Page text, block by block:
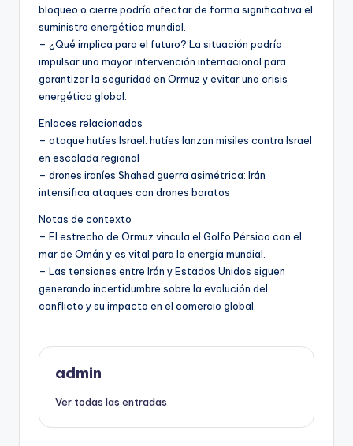
bloqueo o cierre podría afectar de forma significativa el
suministro energético mundial.
– ¿Qué implica para el futuro? La situación podría
impulsar una mayor intervención internacional para
garantizar la seguridad en Ormuz y evitar una crisis
energética global.
Enlaces relacionados
– ataque hutíes Israel: hutíes lanzan misiles contra Israel
en escalada regional
– drones iraníes Shahed guerra asimétrica: Irán
intensifica ataques con drones baratos
Notas de contexto
– El estrecho de Ormuz vincula el Golfo Pérsico con el
mar de Omán y es vital para la energía mundial.
– Las tensiones entre Irán y Estados Unidos siguen
generando incertidumbre sobre la evolución del
conflicto y su impacto en el comercio global.
admin
Ver todas las entradas